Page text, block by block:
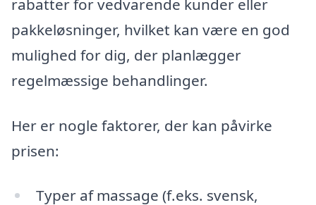
rabatter for vedvarende kunder eller
pakkeløsninger, hvilket kan være en god
mulighed for dig, der planlægger
regelmæssige behandlinger.
Her er nogle faktorer, der kan påvirke
prisen:
Typer af massage (f.eks. svensk,